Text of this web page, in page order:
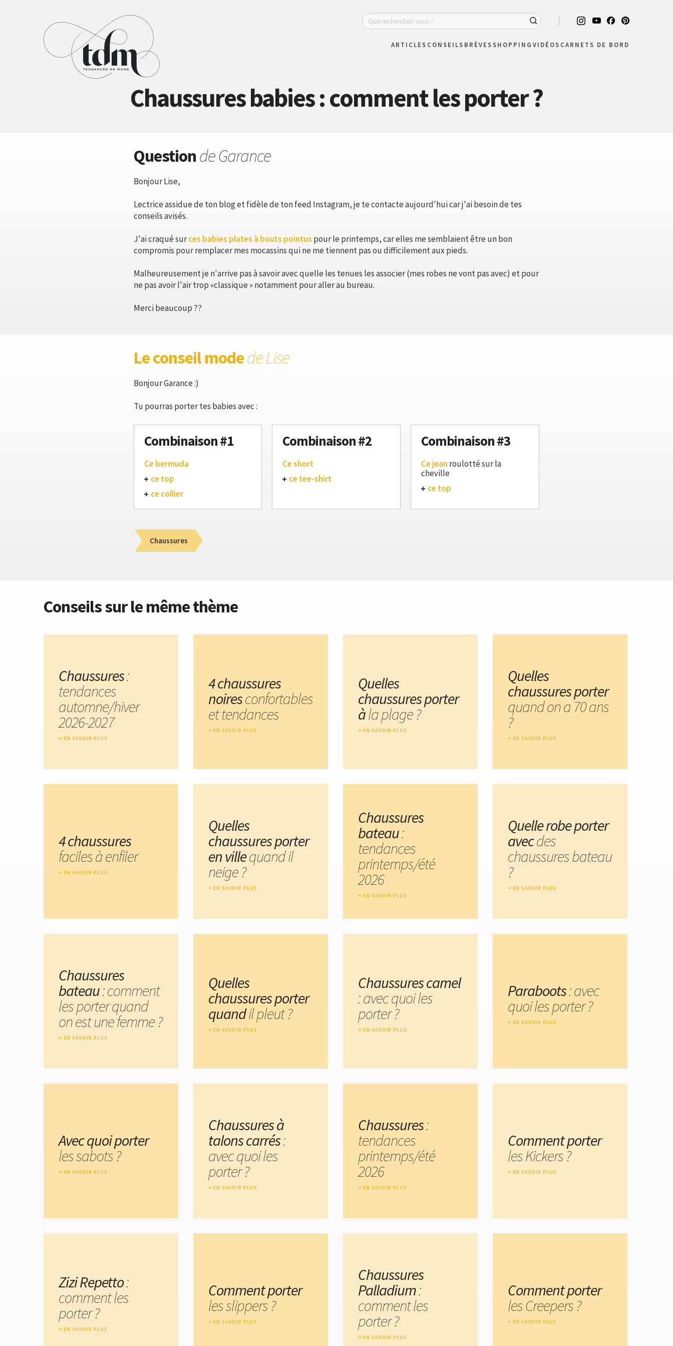
ARTICLES CONSEILS BRÈVESSHOPPING VIDÉOS CARNETS DE BORD
Chaussures babies : comment les porter ?
Questionde Garance
Bonjour Lise,
Lectrice assidue de ton blog et fidèle de ton feed Instagram, je te contacte aujourd'hui car j'ai besoin de tes
conseils avisés.
J'ai craqué surces babies plates à bouts pointus pour le printemps, car elles me semblaient être un bon
compromis pour remplacer mes mocassins qui ne me tiennent pas ou difficilement aux pieds.
Malheureusement je n'arrive pas à savoir avec quelle les tenues les associer (mes robes ne vont pas avec) et pour
ne pas avoir l'air trop «classique » notamment pour aller au bureau.
Merci beaucoup ??
Le conseil modede Lise
Bonjour Garance :)
Tu pourras porter tes babies avec :
Combinaison #1
Ce bermuda
ce top
ce collier
Combinaison #2
Ce short
ce tee-shirt
Combinaison #3
Ce jean roulotté sur la
cheville
ce top
Chaussures
Conseils sur le même thème
Chaussures:
tendances
automne/hiver
2026-2027
EN SAVOIR PLUS
4 chaussures
noiresconfortables
et tendances
EN SAVOIR PLUS
Quelles
chaussures porter
àla plage ?
EN SAVOIR PLUS
Quelles
chaussures porter
quand on a 70 ans
?
EN SAVOIR PLUS
4 chaussures
faciles à enfiler
EN SAVOIR PLUS
Quelles
chaussures porter
en villequand il
neige ?
EN SAVOIR PLUS
Chaussures
bateau:
tendances
printemps/été
2026
EN SAVOIR PLUS
Quelle robe porter
avecdes
chaussures bateau
?
EN SAVOIR PLUS
Chaussures
bateau: comment
les porter quand
on est une femme ?
EN SAVOIR PLUS
Quelles
chaussures porter
quandil pleut ?
EN SAVOIR PLUS
Chaussures camel
: avec quoi les
porter ?
EN SAVOIR PLUS
Paraboots: avec
quoi les porter ?
EN SAVOIR PLUS
Avec quoi porter
les sabots ?
EN SAVOIR PLUS
Chaussures à
talons carrés:
avec quoi les
porter ?
EN SAVOIR PLUS
Chaussures:
tendances
printemps/été
2026
EN SAVOIR PLUS
Comment porter
les Kickers ?
EN SAVOIR PLUS
Zizi Repetto:
comment les
porter ?
EN SAVOIR PLUS
Comment porter
les slippers ?
EN SAVOIR PLUS
Chaussures
Palladium:
comment les
porter ?
EN SAVOIR PLUS
Comment porter
les Creepers ?
EN SAVOIR PLUS